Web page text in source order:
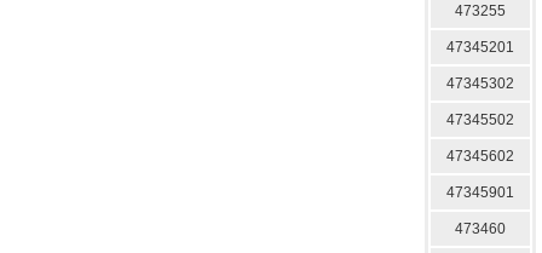
473255
47345201
47345302
47345502
47345602
47345901
473460